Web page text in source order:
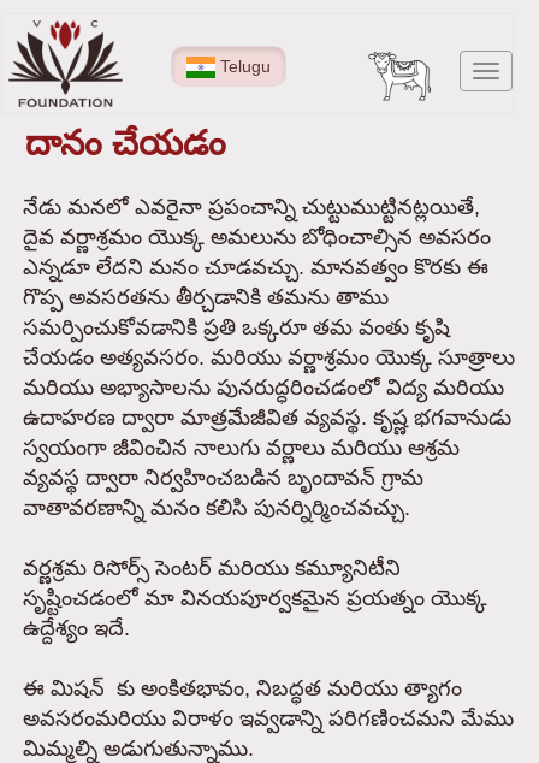
Skip
to
main
Telugu
దానం చేయడం
నేడు మనలో ఎవరైనా ప్రపంచాన్ని చుట్టుముట్టినట్లయితే,
దైవ వర్ణాశ్రమం యొక్క అమలును బోధించాల్సిన అవసరం
ఎన్నడూ లేదని మనం చూడవచ్చు. మానవత్వం కొరకు ఈ
గొప్ప అవసరతను తీర్చడానికి తమను తాము
సమర్పించుకోవడానికి ప్రతి ఒక్కరూ తమ వంతు కృషి
చేయడం అత్యవసరం. మరియు వర్ణాశ్రమం యొక్క సూత్రాలు
మరియు అభ్యాసాలను పునరుద్ధరించడంలో విద్య మరియు
ఉదాహరణ ద్వారా మాత్రమేజీవిత వ్యవస్థ. కృష్ణ భగవానుడు
స్వయంగా జీవించిన నాలుగు వర్ణాలు మరియు ఆశ్రమ
వ్యవస్థ ద్వారా నిర్వహించబడిన బృందావన్ గ్రామ
వాతావరణాన్ని మనం కలిసి పునర్నిర్మించవచ్చు.
వర్ణశ్రమ రిసోర్స్ సెంటర్ మరియు కమ్యూనిటీని
సృష్టించడంలో మా వినయపూర్వకమైన ప్రయత్నం యొక్క
ఉద్దేశ్యం ఇదే.
ఈ మిషన్ ‌ కు అంకితభావం, నిబద్ధత మరియు త్యాగం
అవసరంమరియు విరాళం ఇవ్వడాన్ని పరిగణించమని మేము
మిమ్మల్ని అడుగుతున్నాము.